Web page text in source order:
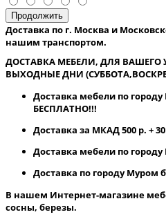
Продолжить
Доставка по г. Москва и
нашим транспортом.
ДОСТАВКА МЕБЕЛИ, ДЛЯ ВАШЕГО
ВЫХОДНЫЕ ДНИ
Доставка мебели по
БЕСПЛАТНО!!!
Доставка за МКАД 500 р. +
Доставка мебели по
Доставка по городу Муром
В нашем Интернет-магазине
сосны, березы.